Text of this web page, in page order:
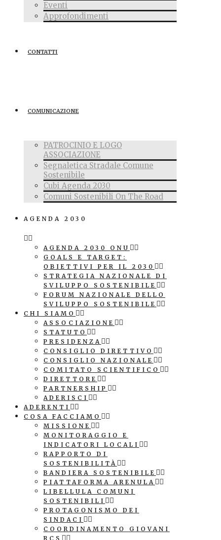
Eventi
Approfondimenti
CONTATTI
COMUNICAZIONE
PATROCINIO E LOGO
ASSOCIAZIONE
Segnaletica Stradale Comune
Sostenibile
Cubi Agenda 2030
Comuni Sostenibili On The Road
AGENDA 2030
AGENDA 2030 ONU
GOALS E TARGET:
OBIETTIVI PER IL 2030
STRATEGIA NAZIONALE DI
SVILUPPO SOSTENIBILE
FORUM NAZIONALE DELLO
SVILUPPO SOSTENIBILE
CHI SIAMO
ASSOCIAZIONE
STATUTO
PRESIDENZA
CONSIGLIO DIRETTIVO
CONSIGLIO NAZIONALE
COMITATO SCIENTIFICO
DIRETTORE
PARTNERSHIP
ADERISCI
ADERENTI
COSA FACCIAMO
MISSIONE
MONITORAGGIO E
INDICATORI LOCALI
RAPPORTO DI
SOSTENIBILITÀ
BANDIERA SOSTENIBILE
PIATTAFORMA ARENULA
LIBELLULA COMUNI
SOSTENIBILI
PROTAGONISMO DEI
SINDACI
COORDINAMENTO GIOVANI
RCS